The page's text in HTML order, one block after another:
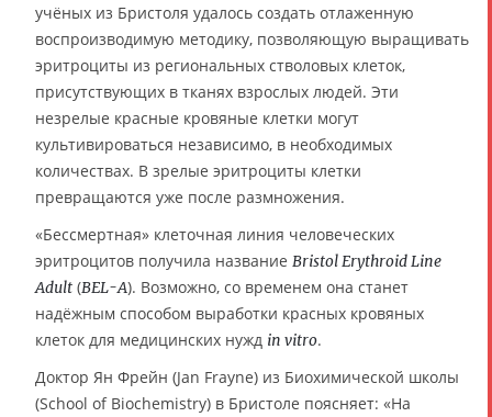
учёных из Бристоля удалось создать отлаженную
воспроизводимую методику, позволяющую выращивать
эритроциты из региональных стволовых клеток,
присутствующих в тканях взрослых людей. Эти
незрелые красные кровяные клетки могут
культивироваться независимо, в необходимых
количествах. В зрелые эритроциты клетки
превращаются уже после размножения.
«Бессмертная» клеточная линия человеческих
эритроцитов получила название Bristol Erythroid Line
Adult (BEL-A). Возможно, со временем она станет
надёжным способом выработки красных кровяных
клеток для медицинских нужд in vitro.
Доктор Ян Фрейн (Jan Frayne) из Биохимической школы
(School of Biochemistry) в Бристоле поясняет: «На